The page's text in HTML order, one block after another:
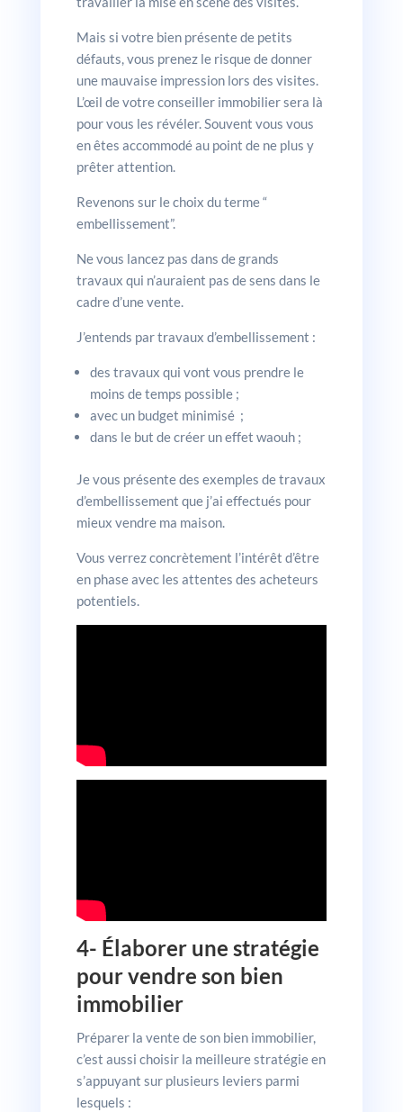
Mais si votre bien présente de petits
défauts, vous prenez le risque de donner
une mauvaise impression lors des visites.
L’œil de votre conseiller immobilier sera là
pour vous les révéler. Souvent vous vous
en êtes accommodé au point de ne plus y
prêter attention.
Revenons sur le choix du terme “
embellissement”.
Ne vous lancez pas dans de grands
travaux qui n’auraient pas de sens dans le
cadre d’une vente.
J’entends par travaux d’embellissement :
des travaux qui vont vous prendre le
moins de temps possible ;
avec un budget minimisé ;
dans le but de créer un effet waouh ;
Je vous présente des exemples de travaux
d’embellissement que j’ai effectués pour
mieux vendre ma maison.
Vous verrez concrètement l’intérêt d’être
en phase avec les attentes des acheteurs
potentiels.
4- Élaborer une stratégie
pour vendre son bien
immobilier
Préparer la vente de son bien immobilier,
c’est aussi choisir la meilleure stratégie en
s’appuyant sur plusieurs leviers parmi
lesquels :